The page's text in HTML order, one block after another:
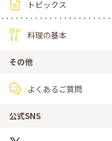
トピックス
料理の基本
その他
よくあるご質問
公式SNS